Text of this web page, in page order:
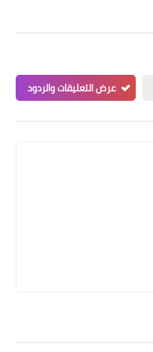
عرض التعليقات والردود